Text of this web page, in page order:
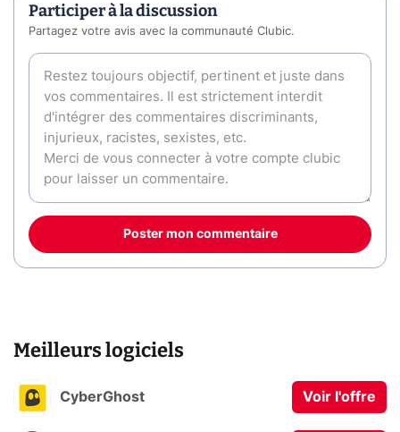
Participer à la discussion
Partagez votre avis avec la communauté Clubic.
Poster mon commentaire
Meilleurs logiciels
CyberGhost Voir l'offre